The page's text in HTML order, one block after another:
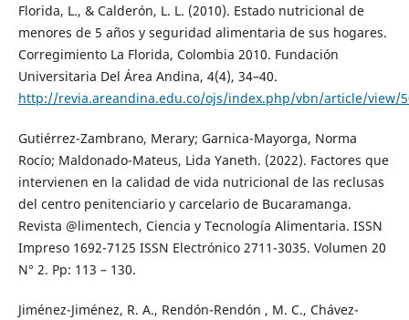
Florida, L., & Calderón, L. L. (2010). Estado nutricional de
menores de 5 años y seguridad alimentaria de sus hogares.
Corregimiento La Florida, Colombia 2010. Fundación
Universitaria Del Área Andina, 4(4), 34–40.
http://revia.areandina.edu.co/ojs/index.php/vbn/article/view/
Gutiérrez-Zambrano, Merary; Garnica-Mayorga, Norma
Rocío; Maldonado-Mateus, Lida Yaneth. (2022). Factores que
intervienen en la calidad de vida nutricional de las reclusas
del centro penitenciario y carcelario de Bucaramanga.
Revista @limentech, Ciencia y Tecnología Alimentaria. ISSN
Impreso 1692-7125 ISSN Electrónico 2711-3035. Volumen 20
N° 2. Pp: 113 – 130.
Jiménez-Jiménez, R. A., Rendón-Rendón , M. C., Chávez-